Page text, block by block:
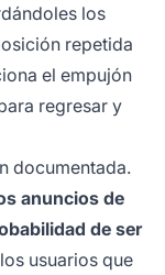
los
repetida
el empujón
regresar y
documentada.
anuncios de
de ser
usuarios que